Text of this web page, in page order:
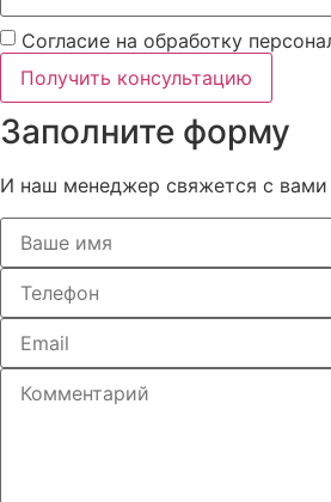
Согласие на обработку
Получить консультацию
Заполните форму
И наш менеджер свяжется с